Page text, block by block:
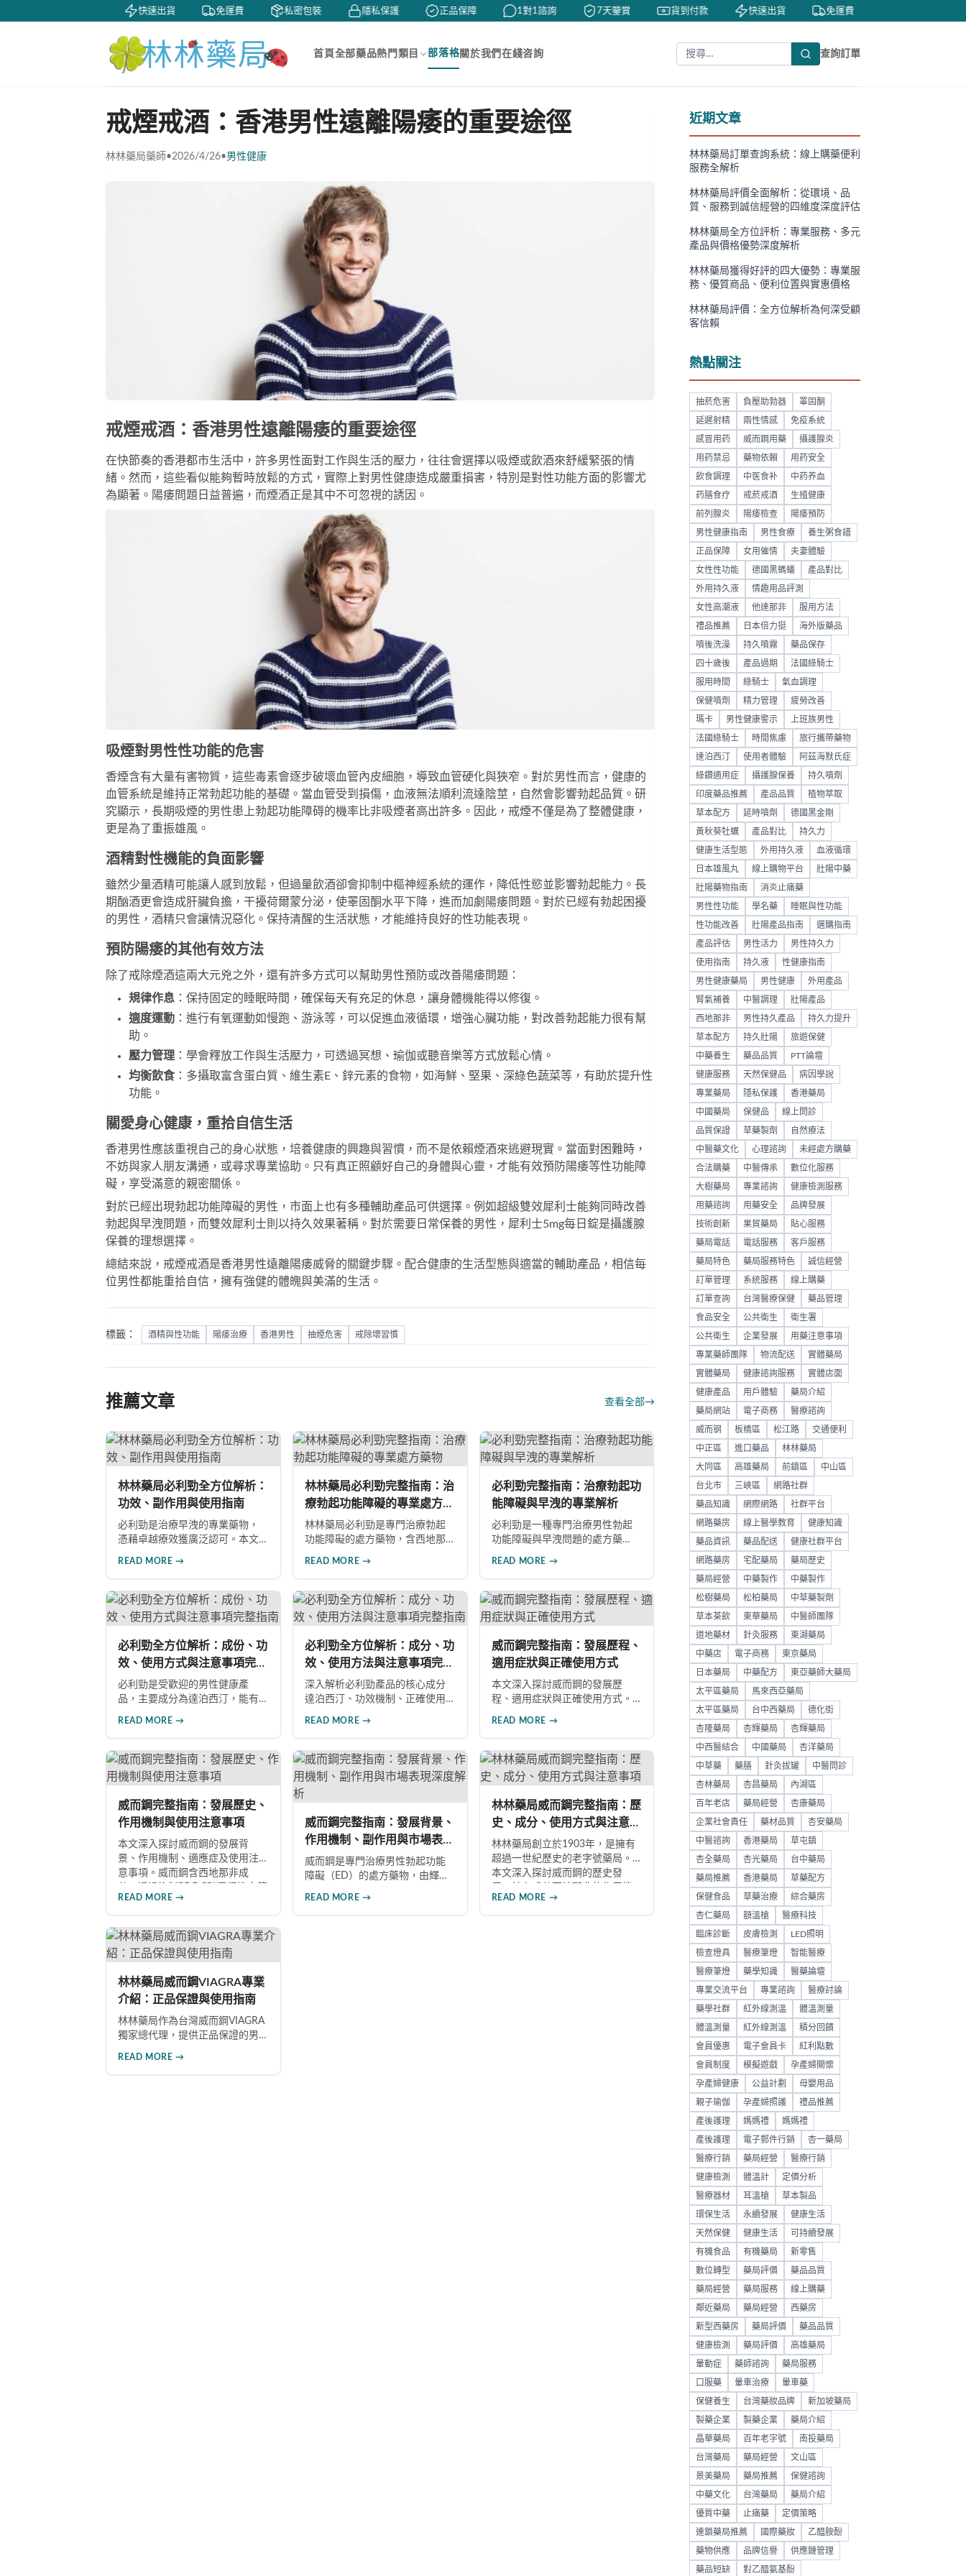
快速出貨 免運費 私密包裝 隱私保護 正品保障 1對1諮詢 7天鑒賞 貨到付款 快速出貨 免運費
首頁全部藥品熱門類目 部落格關於我們在綫咨詢 查詢訂單
戒煙戒酒：香港男性遠離陽痿的重要途徑
林林藥局藥師•2026/4/26•男性健康
戒煙戒酒：香港男性遠離陽痿的重要途徑
在快節奏的香港都市生活中，許多男性面對工作與生活的壓力，往往會選擇以吸煙或飲酒來舒緩緊張的情
緒。然而，這些看似能夠暫時放鬆的方式，實際上對男性健康造成嚴重損害，特別是對性功能方面的影響尤
為顯著。陽痿問題日益普遍，而煙酒正是其中不可忽視的誘因。
吸煙對男性性功能的危害
香煙含有大量有害物質，這些毒素會逐步破壞血管內皮細胞，導致血管硬化與狹窄。對於男性而言，健康的
血管系統是維持正常勃起功能的基礎。當血管受到損傷，血液無法順利流達陰莖，自然會影響勃起品質。研
究顯示，長期吸煙的男性患上勃起功能障碍的機率比非吸煙者高出許多。因此，戒煙不僅是為了整體健康，
更是為了重振雄風。
酒精對性機能的負面影響
雖然少量酒精可能讓人感到放鬆，但過量飲酒卻會抑制中樞神經系統的運作，降低性慾並影響勃起能力。長
期酗酒更會造成肝臟負擔，干擾荷爾蒙分泌，使睪固酮水平下降，進而加劇陽痿問題。對於已經有勃起困擾
的男性，酒精只會讓情況惡化。保持清醒的生活狀態，才能維持良好的性功能表現。
預防陽痿的其他有效方法
除了戒除煙酒這兩大元兇之外，還有許多方式可以幫助男性預防或改善陽痿問題：
規律作息 ：保持固定的睡眠時間，確保每天有充足的休息，讓身體機能得以修復。
適度運動 ：進行有氧運動如慢跑、游泳等，可以促進血液循環，增強心臟功能，對改善勃起能力很有幫
助。
壓力管理 ：學會釋放工作與生活壓力，可透過冥想、瑜伽或聽音樂等方式放鬆心情。
均衡飲食：多攝取富含蛋白質、維生素E、鋅元素的食物，如海鮮、堅果、深綠色蔬菜等，有助於提升性
功能。
關愛身心健康，重拾自信生活
香港男性應該重視自己的身心狀態，培養健康的興趣與習慣，而不是依賴煙酒來逃避現實。當面對困難時，
不妨與家人朋友溝通，或尋求專業協助。只有真正照顧好自己的身體與心靈，才能有效預防陽痿等性功能障
礙，享受滿意的親密關係。
對於已經出現勃起功能障礙的男性，市面上也有多種輔助產品可供選擇。例如超級雙效犀利士能夠同時改善
勃起與早洩問題，而雙效犀利士則以持久效果著稱。對於需要日常保養的男性， 犀利士5mg每日錠是攝護腺
保養的理想選擇。
總結來說，戒煙戒酒是香港男性遠離陽痿威脅的關鍵步驟。配合健康的生活型態與適當的輔助產品，相信每
位男性都能重拾自信，擁有強健的體魄與美滿的生活。
標籤： 酒精與性功能 陽痿治療 香港男性 抽煙危害 戒除壞習慣
推薦文章 查看全部→
林林藥局必利勁全方位解析：
功效、副作用與使用指南
必利勁是治療早洩的專業藥物，
憑藉卓越療效獲廣泛認可。本文
景，助您全面了解產品特性並做
出明智選擇。
READ MORE →
林林藥局必利勁完整指南：治
療勃起功能障礙的專業處方藥
物
林林藥局必利勁是專門治療勃起
功能障礙的處方藥物，含西地那
良反應及市場發展潛力，幫助讀
者全面了解此藥物的快速起效、
長效持續等優勢，以及使用時需
注意的副作用與安全事項。
READ MORE →
必利勁完整指南：治療勃起功
能障礙與早洩的專業解析
必利勁是一種專門治療男性勃起
功能障礙與早洩問題的處方藥
及潛在風險，幫助您建立完整的
認知，了解如何安全使用此藥物
改善性功能問題。
READ MORE →
必利勁全方位解析：成份、功
效、使用方式與注意事項完整
指南
必利勁是受歡迎的男性健康產
品，主要成分為達泊西汀，能有
效、正確使用方式與注意事項，
幫助男性朋友了解如何在醫師指
導下安全使用，提升性生活品質
並重拾自信。
READ MORE →
必利勁全方位解析：成分、功
效、使用方法與注意事項完整
指南
深入解析必利勁產品的核心成分
達泊西汀、功效機制、正確使用
等相關產品，幫助男性了解各類
男性增強產品的特性，在專業指
導下做出明智選擇，有效改善勃
起功能問題。
READ MORE →
威而鋼完整指南：發展歷程、
適用症狀與正確使用方式
本文深入探討威而鋼的發展歷
程、適用症狀與正確使用方式。
物。文章詳細介紹其作用機理、
使用注意事項、可能的副作用，
以及相關研究成果，幫助讀者全
面了解這類藥物並在醫師指導下
做出明智決定。
READ MORE →
威而鋼完整指南：發展歷史、
作用機制與使用注意事項
本文深入探討威而鋼的發展背
景、作用機制、適應症及使用注
意事項。威而鋼含西地那非成
擴張，有效治療男性勃起功能障
礙。使用前應經醫師評估，注意
禁忌症與副作用，確保用藥安
全。
READ MORE →
威而鋼完整指南：發展背景、
作用機制、副作用與市場表現
深度解析
威而鋼是專門治療男性勃起功能
障礙（ED）的處方藥物，由輝瑞
西地那非的作用機制、常見副作
READ MORE →
林林藥局威而鋼完整指南：歷
史、成分、使用方式與注意事
項
林林藥局創立於1903年，是擁有
超過一世紀歷史的老字號藥局。
本文深入探討威而鋼的歷史發
制、正確使用方式（50mg與
100mg規格選擇）、服用注意事
READ MORE →
林林藥局威而鋼VIAGRA專業
介紹：正品保證與使用指南
林林藥局作為台灣威而鋼VIAGRA
獨家總代理，提供正品保證的男
劑量選擇及注意事項，幫助消費
READ MORE →
近期文章
林林藥局訂單查詢系統：線上購藥便利
服務全解析
林林藥局評價全面解析：從環境、品
質、服務到誠信經營的四維度深度評估
林林藥局全方位評析：專業服務、多元
產品與價格優勢深度解析
林林藥局獲得好評的四大優勢：專業服
務、優質商品、便利位置與實惠價格
林林藥局評價：全方位解析為何深受顧
客信賴
熱點關注
抽菸危害 負壓助勃器 睪固酮
延遲射精 兩性情感 免疫系統
感冒用药 威而鋼用藥 攝護腺炎
用药禁忌 藥物依賴 用药安全
飲食調理 中医食补 中药养血
药膳食疗 戒菸戒酒 生殖健康
前列腺炎 陽痿檢查 陽痿預防
男性健康指南 男性食療 養生粥食譜
正品保障 女用催情 夫妻體驗
女性性功能 德國黑螞蟻 產品對比
外用持久液 情趣用品評測
女性高潮液 他達那非 服用方法
禮品推薦 日本倍力挺 海外版藥品
噴後洗澡 持久噴霧 藥品保存
四十歲後 產品過期 法國綠騎士
服用時間 綠騎士 氣血調理
保健噴劑 精力管理 疲勞改善
瑪卡 男性健康警示 上班族男性
法國綠騎士 時間焦慮 旅行攜帶藥物
達泊西汀 使用者體驗 阿茲海默氏症
綠鑽適用症 攝護腺保養 持久噴劑
印度藥品推薦 產品品質 植物萃取
草本配方 延時噴劑 德國黑金剛
黃秋葵牡蠣 產品對比 持久力
健康生活型態 外用持久液 血液循環
日本雄風丸 線上購物平台 壯陽中藥
壯陽藥物指南 消炎止痛藥
男性性功能 學名藥 睡眠與性功能
性功能改善 壯陽產品指南 選購指南
產品評估 男性活力 男性持久力
使用指南 持久液 性健康指南
男性健康藥局 男性健康 外用產品
腎氣補養 中醫調理 壯陽產品
西地那非 男性持久產品 持久力提升
草本配方 持久壯陽 旅遊保健
中藥養生 藥品品質 PTT論壇
健康服務 天然保健品 病因學說
專業藥局 隱私保護 香港藥局
中國藥局 保健品 線上問診
品質保證 草藥製劑 自然療法
中醫藥文化 心理諮詢 未經處方購藥
合法購藥 中醫傳承 數位化服務
大樹藥局 專業諮詢 健康檢測服務
用藥諮詢 用藥安全 品牌發展
技術創新 果貿藥局 貼心服務
藥局電話 電話服務 客戶服務
藥局特色 藥局服務特色 誠信經營
訂單管理 系統服務 線上購藥
訂單查詢 台灣醫療保健 藥品管理
食品安全 公共衛生 衛生署
公共衛生 企業發展 用藥注意事項
專業藥師團隊 物流配送 實體藥局
實體藥局 健康諮詢服務 實體店面
健康產品 用戶體驗 藥局介紹
藥局網站 電子商務 醫療諮詢
威而钢 板橋區 松江路 交通便利
中正區 進口藥品 林林藥局
大同區 高雄藥局 前鎮區 中山區
台北市 三峽區 網路社群
藥品知識 網際網路 社群平台
網路藥房 線上醫學教育 健康知識
藥品資訊 藥品配送 健康社群平台
網路藥房 宅配藥局 藥局歷史
藥局經營 中藥製作 中藥製作
松樹藥局 松柏藥局 中草藥製劑
草本茶飲 東華藥局 中醫師團隊
道地藥材 針灸服務 東湖藥局
中藥店 電子商務 東京藥局
日本藥局 中藥配方 東亞藥師大藥局
太平區藥局 馬來西亞藥局
太平區藥局 台中西藥局 德化街
杏隆藥局 杏輝藥局 杏輝藥局
中西醫結合 中國藥局 杏洋藥局
中草藥 藥膳 針灸拔罐 中醫問診
杏林藥局 杏昌藥局 內湖區
百年老店 藥局經營 杏康藥局
企業社會責任 藥材品質 杏安藥局
中醫諮詢 香港藥局 草屯鎮
杏全藥局 杏光藥局 台中藥局
藥局推薦 香港藥局 草藥配方
保健食品 草藥治療 綜合藥房
杏仁藥局 額溫槍 醫療科技
臨床診斷 皮膚檢測 LED照明
檢查燈具 醫療筆燈 智能醫療
醫療筆燈 藥學知識 醫藥論壇
專業交流平台 專業諮詢 醫療討論
藥學社群 紅外線測溫 體溫測量
體溫測量 紅外線測溫 積分回饋
會員優惠 電子會員卡 紅利點數
會員制度 模擬遊戲 孕產婦關懷
孕產婦健康 公益計劃 母嬰用品
親子瑜伽 孕產婦照護 禮品推薦
產後護理 媽媽禮 媽媽禮
產後護理 電子郵件行銷 杏一藥局
醫療行銷 藥局經營 醫療行銷
健康檢測 體溫計 定價分析
醫療器材 耳溫槍 草本製品
環保生活 永續發展 健康生活
天然保健 健康生活 可持續發展
有機食品 有機藥局 新零售
數位轉型 藥局評價 藥品品質
藥局經營 藥局服務 線上購藥
鄰近藥局 藥局經營 西藥房
新型西藥房 藥局評價 藥品品質
健康檢測 藥局評價 高雄藥局
暈動症 藥師諮詢 藥局服務
口服藥 暈車治療 暈車藥
保健養生 台灣藥妝品牌 新加坡藥局
製藥企業 製藥企業 藥局介紹
晶華藥局 百年老字號 南投藥局
台灣藥局 藥局經營 文山區
景美藥局 藥局推薦 保健諮詢
中藥文化 台灣藥局 藥局介紹
優質中藥 止痛藥 定價策略
連鎖藥局推薦 國際藥妝 乙醯胺酚
藥物供應 品牌信譽 供應鏈管理
藥品短缺 對乙醯氨基酚